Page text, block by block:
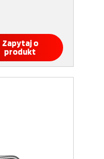
Zapytaj o
produkt